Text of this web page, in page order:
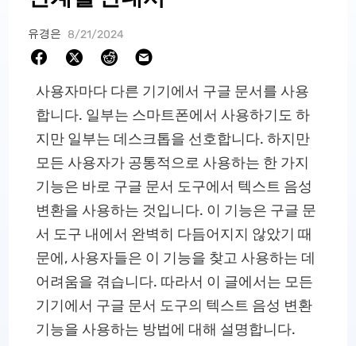
유경은 8/21/2024
사용자마다 다른 기기에서 구글 문서를 사용
합니다. 일부는 스마트폰에서 사용하기도 하
지만 일부는 데스크톱을 선호합니다. 하지만
모든 사용자가 공통적으로 사용하는 한 가지
기능은 바로 구글 문서 도구에서 텍스트 음성
변환을 사용하는 것입니다. 이 기능은 구글 문
서 도구 내에서 완벽히 다듬어지지 않았기 때
문에, 사용자들은 이 기능을 찾고 사용하는 데
어려움을 겪습니다. 따라서 이 글에서는 모든
기기에서 구글 문서 도구의 텍스트 음성 변환
기능을 사용하는 방법에 대해 설명합니다.